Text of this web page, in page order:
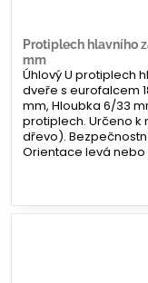
Protiplech hlavního
mm
Úhlový U protiplech
dveře s eurofalcem
mm, Hloubka 6/33
protiplech. Určeno k
dřevo).
Orientace levá